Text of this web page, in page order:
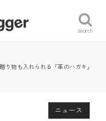
search
物も入れられる「革のハガキ」
ニュース